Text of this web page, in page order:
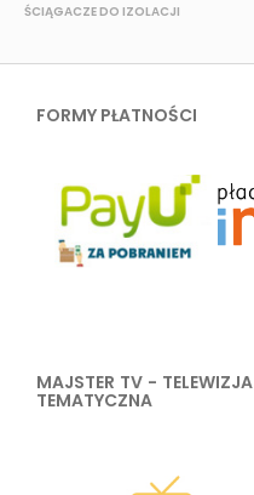
ŚCIĄGACZE DO IZOLACJI
FORMY PŁATNOŚCI
MAJSTER TV - TELEWIZJA
TEMATYCZNA